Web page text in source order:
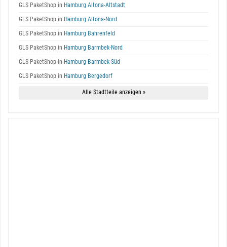
GLS PaketShop in Hamburg Altona-Altstadt
GLS PaketShop in Hamburg Altona-Nord
GLS PaketShop in Hamburg Bahrenfeld
GLS PaketShop in Hamburg Barmbek-Nord
GLS PaketShop in Hamburg Barmbek-Süd
GLS PaketShop in Hamburg Bergedorf
Alle Stadtteile anzeigen »